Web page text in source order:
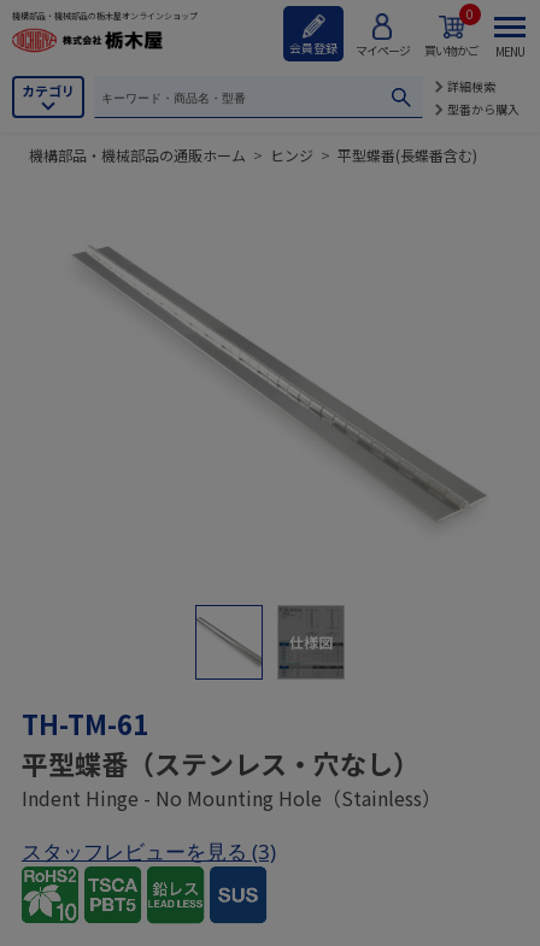
機構部品・機械部品の栃木屋オンラインショップ
会員登録 マイページ 買い物かご
0
カテゴリ
詳細検索
型番から購入
MENU
機構部品・機械部品の通販ホーム > ヒンジ > 平型蝶番(長蝶番含む)
仕様図
TH-TM-61
平型蝶番（ステンレス・穴なし）
Indent Hinge - No Mounting Hole（Stainless）
スタッフレビューを見る (3)